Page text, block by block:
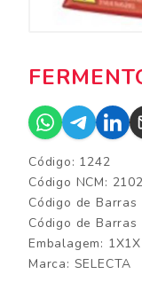
Código: 1242
Código NCM:
Código de
Código de
Embalagem:
Marca: SELECTA